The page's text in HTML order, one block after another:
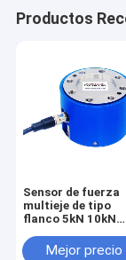
Productos
Sensor de fuerza
multieje de tipo
flanco 5kN 10kN
100kN Célula de
Mejor precio